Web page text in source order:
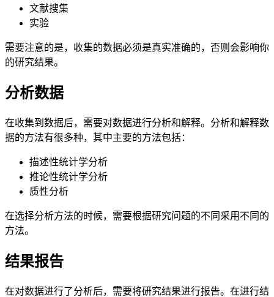
文献搜集
实验
需要注意的是，收集的数据必须是真实准确的，否则会影响你
的研究结果。
分析数据
在收集到数据后，需要对数据进行分析和解释。分析和解释数
据的方法有很多种，其中主要的方法包括：
描述性统计学分析
推论性统计学分析
质性分析
在选择分析方法的时候，需要根据研究问题的不同采用不同的
方法。
结果报告
在对数据进行了分析后，需要将研究结果进行报告。在进行结